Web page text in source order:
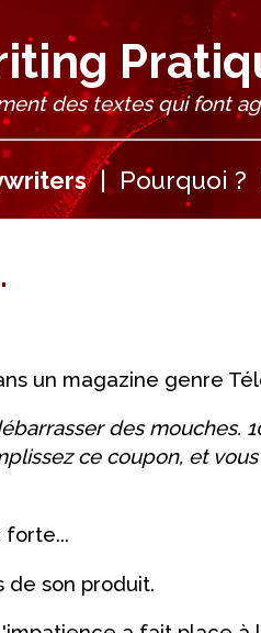
des textes qui font
| Pourquoi ?
un magazine genre
des mouches.
ce coupon, et
forte...
de son produit.